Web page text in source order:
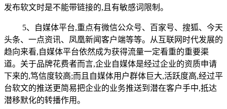
发布软文时是不能带链接的,且有敏感词限制。
5、自媒体平台,重点有微信公众号、百家号、搜狐、今天
头条、一点资讯、凤凰新闻客户端等等。从互联网时代发展的
趋向来看,自媒体平台依然成为获得流量一定看重的重要渠
道。关于品牌花费者而言,企业自媒体是经过企业的资质申请
下来的,笃信度较高;而且自媒体用户群体巨大,活跃度高,经过平
台软文的推送更简易把企业的业务推送到潜在客户手中,抵达
潜移默化的转播作用。